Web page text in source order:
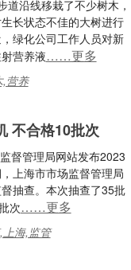
沿线移栽了不少树木，
长状态不佳的大树进行
绿化公司工作人员对新
营养液……更多
,营养
不合格10批次
督管理局网站发布2023
上海市市场监督管理局
抽查。本次抽查了35批
次……更多
海,监管